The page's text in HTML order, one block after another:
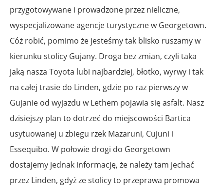
przygotowywane i prowadzone przez nieliczne,
wyspecjalizowane agencje turystyczne w Georgetown.
Cóż robić, pomimo że jesteśmy tak blisko ruszamy w
kierunku stolicy Gujany. Droga bez zmian, czyli taka
jaką nasza Toyota lubi najbardziej, błotko, wyrwy i tak
na całej trasie do Linden, gdzie po raz pierwszy w
Gujanie od wyjazdu w Lethem pojawia się asfalt. Nasz
dzisiejszy plan to dotrzeć do miejscowości Bartica
usytuowanej u zbiegu rzek Mazaruni, Cujuni i
Essequibo. W połowie drogi do Georgetown
dostajemy jednak informację, że należy tam jechać
przez Linden, gdyż ze stolicy to przeprawa promowa